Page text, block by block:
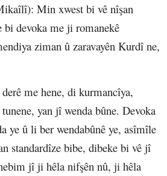
: Min xwest bi vê nîşan
devoka me ji romanekê
ziman û zaravayên Kurdî ne,
me hene, di kurmancîya,
yan jî wenda bûne. Devoka
ye û li ber wendabûnê ye, asîmîle
standardîze bibe, dibeke bi vê jî
jî ji hêla nifşên nû, ji hêla